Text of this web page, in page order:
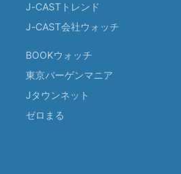
J-CASTトレンド
J-CAST会社ウォッチ
BOOKウォッチ
東京バーゲンマニア
Jタウンネット
ゼロまる